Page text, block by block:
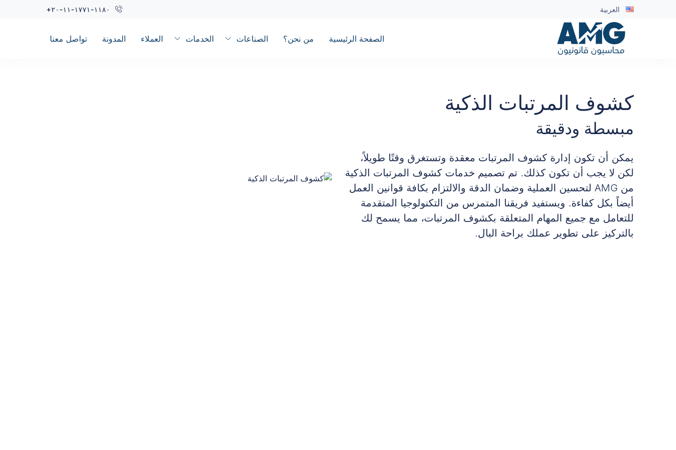
العربية +٢٠-١١-١٧٧١-١١٨٠
الصفحة الرئيسية من نحن؟ الصناعات الخدمات العملاء المدونة تواصل معنا
كشوف المرتبات الذكية
مبسطة ودقيقة
يمكن أن تكون إدارة كشوف المرتبات معقدة وتستغرق وقتًا طويلاً،
لكن لا يجب أن تكون كذلك. تم تصميم خدمات كشوف المرتبات الذكية
من AMG لتحسين العملية وضمان الدقة والالتزام بكافة قوانين العمل
أيضاً بكل كفاءة. ويستفيد فريقنا المتمرس من التكنولوجيا المتقدمة
للتعامل مع جميع المهام المتعلقة بكشوف المرتبات، مما يسمح لك
بالتركيز على تطوير عملك براحة البال.